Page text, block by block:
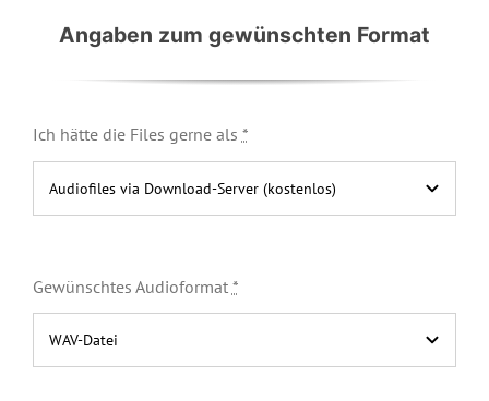
Angaben zum gewünschten Format
Ich hätte die Files gerne als *
Gewünschtes Audioformat *